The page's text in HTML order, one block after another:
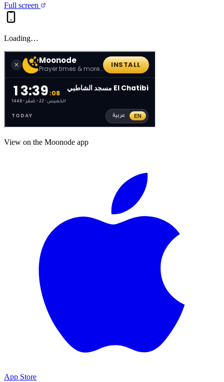
Full screen
Loading…
View on the Moonode app
App Store